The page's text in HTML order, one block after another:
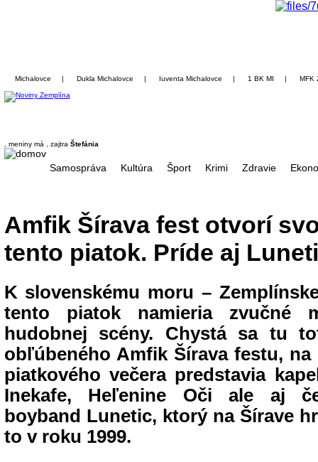
Michalovce | Dukla Michalovce | Iuventa Michalovce | 1 BK MI | MFK
, meniny má , zajtra Štefánia
Samospráva Kultúra Šport Krimi Zdravie
Amfik Šírava fest otvorí
tento piatok. Príde aj
K slovenskému moru –
tento piatok namieria zvučné
hudobnej scény. Chystá sa tu
obľúbeného Amfik Šírava festu,
piatkového večera predstavia
Inekafe, Heľenine Oči ale aj
boyband Lunetic, ktorý na Šírave
to v roku 1999.